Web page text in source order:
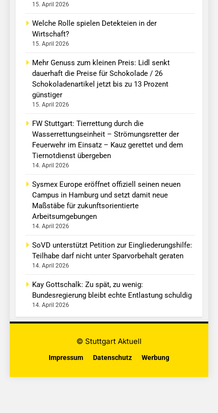
15. April 2026
Welche Rolle spielen Detekteien in der
Wirtschaft?
15. April 2026
Mehr Genuss zum kleinen Preis: Lidl senkt
dauerhaft die Preise für Schokolade / 26
Schokoladenartikel jetzt bis zu 13 Prozent
günstiger
15. April 2026
FW Stuttgart: Tierrettung durch die
Wasserrettungseinheit – Strömungsretter der
Feuerwehr im Einsatz – Kauz gerettet und dem
Tiernotdienst übergeben
14. April 2026
Sysmex Europe eröffnet offiziell seinen neuen
Campus in Hamburg und setzt damit neue
Maßstäbe für zukunftsorientierte
Arbeitsumgebungen
14. April 2026
SoVD unterstützt Petition zur Eingliederungshilfe:
Teilhabe darf nicht unter Sparvorbehalt geraten
14. April 2026
Kay Gottschalk: Zu spät, zu wenig:
Bundesregierung bleibt echte Entlastung schuldig
14. April 2026
© Stuttgart Aktuell
Impressum Datenschutz Werbung